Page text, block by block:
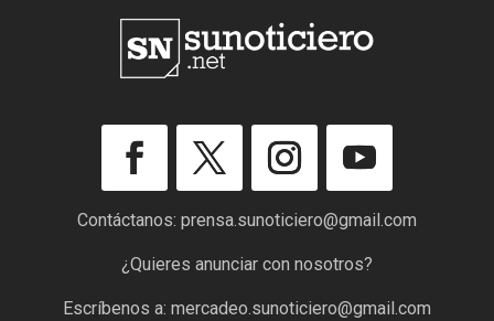
Contáctanos: prensa.sunoticiero@gmail.com
¿Quieres anunciar con nosotros?
Escríbenos a: mercadeo.sunoticiero@gmail.com